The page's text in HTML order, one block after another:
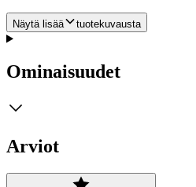
Näytä lisää tuotekuvausta
Ominaisuudet
Arviot